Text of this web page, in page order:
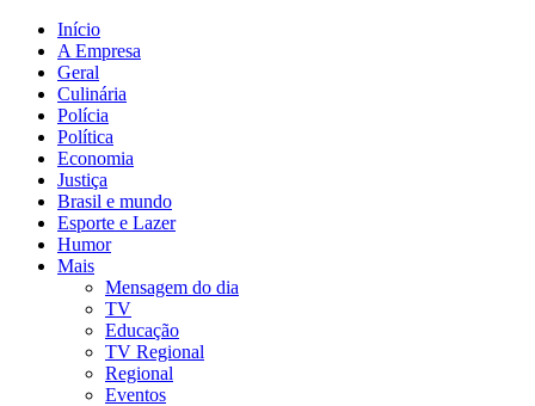
Início
A Empresa
Geral
Culinária
Polícia
Política
Economia
Justiça
Brasil e mundo
Esporte e Lazer
Humor
Mais
Mensagem do dia
TV
Educação
TV Regional
Regional
Eventos